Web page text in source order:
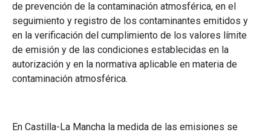
de prevención de la contaminación atmosférica, en el
seguimiento y registro de los contaminantes emitidos y
en la verificación del cumplimiento de los valores límite
de emisión y de las condiciones establecidas en la
autorización y en la normativa aplicable en materia de
contaminación atmosférica.
En Castilla-La Mancha la medida de las emisiones se